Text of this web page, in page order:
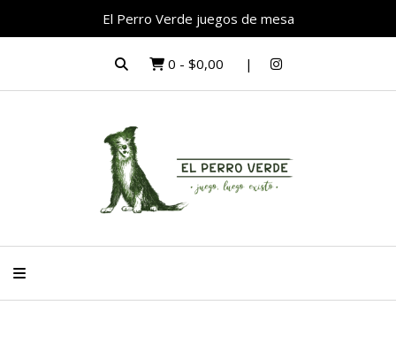
El Perro Verde juegos de mesa
0 - $0,00